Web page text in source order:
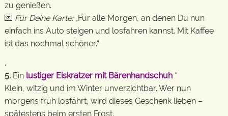
zu genießen.
💌 Für Deine Karte:„Für alle Morgen, an denen Du nun
einfach ins Auto steigen und losfahren kannst. Mit Kaffee
ist das nochmal schöner.“
.
5. Ein lustiger Eiskratzer mit Bärenhandschuh *
Klein, witzig und im Winter unverzichtbar. Wer nun
morgens früh losfährt, wird dieses Geschenk lieben –
spätestens beim ersten Frost.